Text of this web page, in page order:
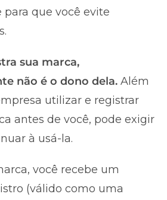
que você evite
sua marca,
não é o dono dela. Além
utilizar e registrar
antes de você, pode exigir
à usá-la.
você recebe um
(válido como uma